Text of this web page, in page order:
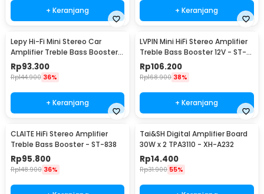
+ Keranjang + Keranjang
Lepy Hi-Fi Mini Stereo Car
Amplifier Treble Bass Booster -
AK-170
Rp93.300
Rp144.900 36%
+ Keranjang
LVPIN Mini HiFi Stereo Amplifier
Treble Bass Booster 12V - ST-
838
Rp106.200
Rp168.900 38%
+ Keranjang
CLAITE HiFi Stereo Amplifier
Treble Bass Booster - ST-838
Rp95.800
Rp148.900 36%
Tai&SH Digital Amplifier Board
30W x 2 TPA3110 - XH-A232
Rp14.400
Rp31.900 55%